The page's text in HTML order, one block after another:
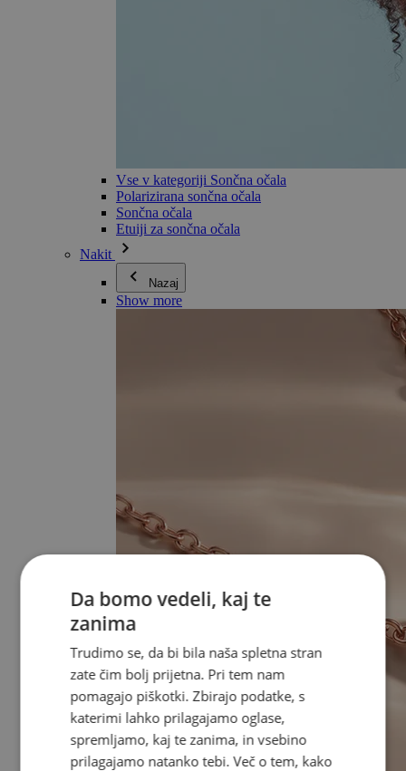
Vse v kategoriji Sončna očala
Polarizirana sončna očala
Sončna očala
Etuiji za sončna očala
Nakit
Nazaj
Show more
Da bomo vedeli, kaj te
zanima
Trudimo se, da bi bila naša spletna stran
zate čim bolj prijetna. Pri tem nam
pomagajo piškotki. Zbirajo podatke, s
katerimi lahko prilagajamo oglase,
spremljamo, kaj te zanima, in vsebino
prilagajamo natanko tebi. Več o tem, kako